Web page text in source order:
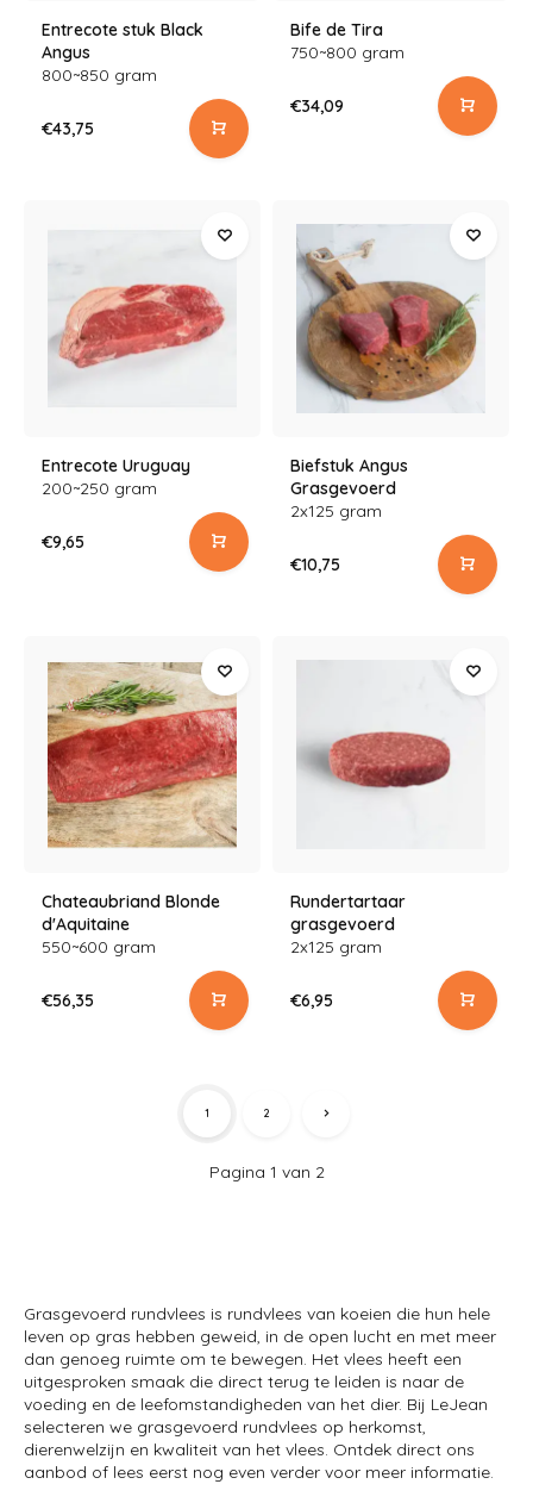
Entrecote stuk Black
Angus
800~850 gram
€43,75
Bife de Tira
750~800 gram
€34,09
Entrecote Uruguay
200~250 gram
€9,65
Biefstuk Angus
Grasgevoerd
2x125 gram
€10,75
Chateaubriand Blonde
d'Aquitaine
550~600 gram
€56,35
Rundertartaar
grasgevoerd
2x125 gram
€6,95
Pagina 1 van 2
1 2
Grasgevoerd rundvlees is rundvlees van koeien die hun hele
leven op gras hebben geweid, in de open lucht en met meer
dan genoeg ruimte om te bewegen. Het vlees heeft een
uitgesproken smaak die direct terug te leiden is naar de
voeding en de leefomstandigheden van het dier. Bij LeJean
selecteren we grasgevoerd rundvlees op herkomst,
dierenwelzijn en kwaliteit van het vlees. Ontdek direct ons
aanbod of lees eerst nog even verder voor meer informatie.